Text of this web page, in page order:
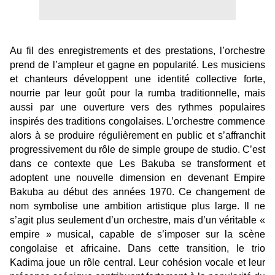
Au fil des enregistrements et des prestations, l’orchestre
prend de l’ampleur et gagne en popularité. Les musiciens
et chanteurs développent une identité collective forte,
nourrie par leur goût pour la rumba traditionnelle, mais
aussi par une ouverture vers des rythmes populaires
inspirés des traditions congolaises. L’orchestre commence
alors à se produire régulièrement en public et s’affranchit
progressivement du rôle de simple groupe de studio. C’est
dans ce contexte que Les Bakuba se transforment et
adoptent une nouvelle dimension en devenant Empire
Bakuba au début des années 1970. Ce changement de
nom symbolise une ambition artistique plus large. Il ne
s’agit plus seulement d’un orchestre, mais d’un véritable «
empire » musical, capable de s’imposer sur la scène
congolaise et africaine. Dans cette transition, le trio
Kadima joue un rôle central. Leur cohésion vocale et leur